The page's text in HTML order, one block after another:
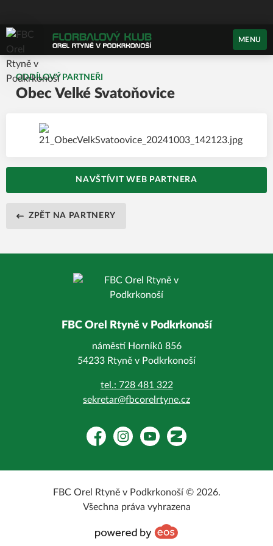
MENU
ODDÍLOVÝ PARTNEŘI
Obec Velké Svatoňovice
NAVŠTÍVIT WEB PARTNERA
ZPĚT NA PARTNERY
FBC Orel Rtyně v Podkrkonoší
náměstí Horníků 856
54233 Rtyně v Podkrkonoší
tel.: 728 481 322
sekretar@fbcorelrtyne.cz
FacebookInstagramYouTubeZonerama
FBC Orel Rtyně v Podkrkonoší © 2026.
Všechna práva vyhrazena